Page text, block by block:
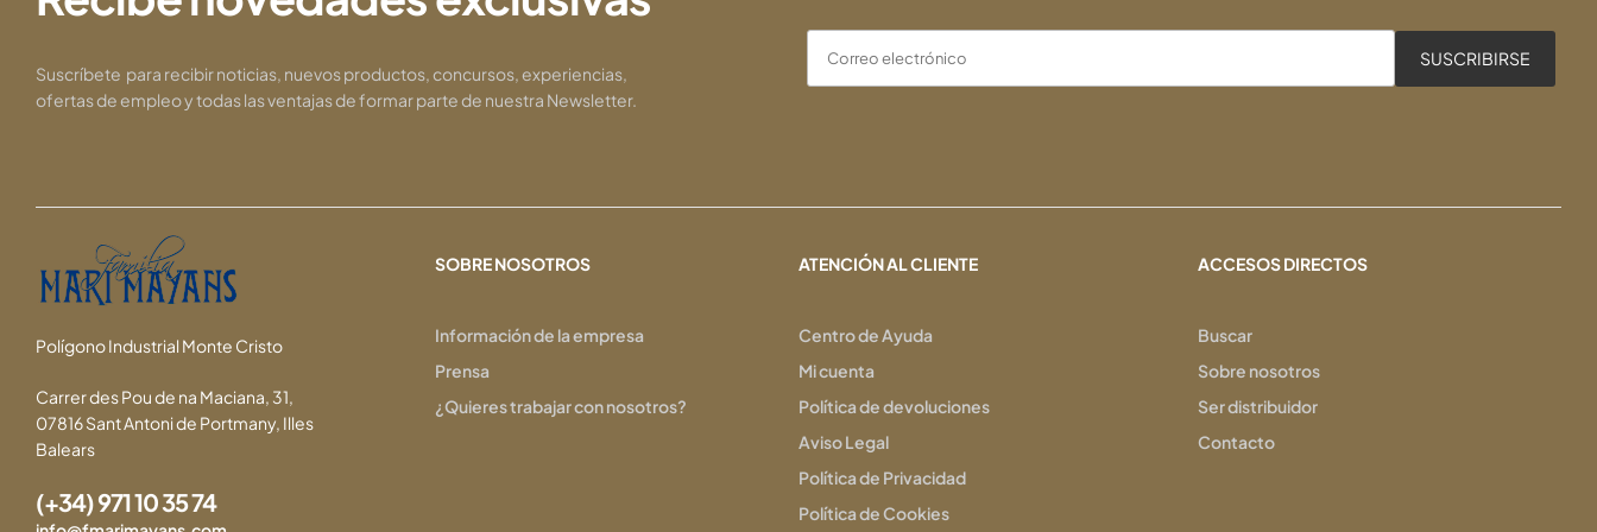
Suscríbete para recibir noticias, nuevos productos, concursos, experiencias,
ofertas de empleo y todas las ventajas de formar parte de nuestra Newsletter.
Polígono Industrial Monte Cristo
Carrer des Pou de na Maciana, 31,
07816 Sant Antoni de Portmany, Illes
Balears
(+34) 971 10 35 74
SOBRE NOSOTROS
Información de la empresa
Prensa
¿Quieres trabajar con nosotros?
ATENCIÓN AL CLIENTE
Centro de Ayuda
Mi cuenta
Política de devoluciones
Aviso Legal
Política de Privacidad
Política de Cookies
ACCESOS DIRECTOS
Buscar
Sobre nosotros
Ser distribuidor
Contacto